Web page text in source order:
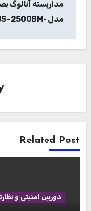
مداربسته آنالوگ
مدل -BS-2500BM+
Related Post
دوربین امنیتی و